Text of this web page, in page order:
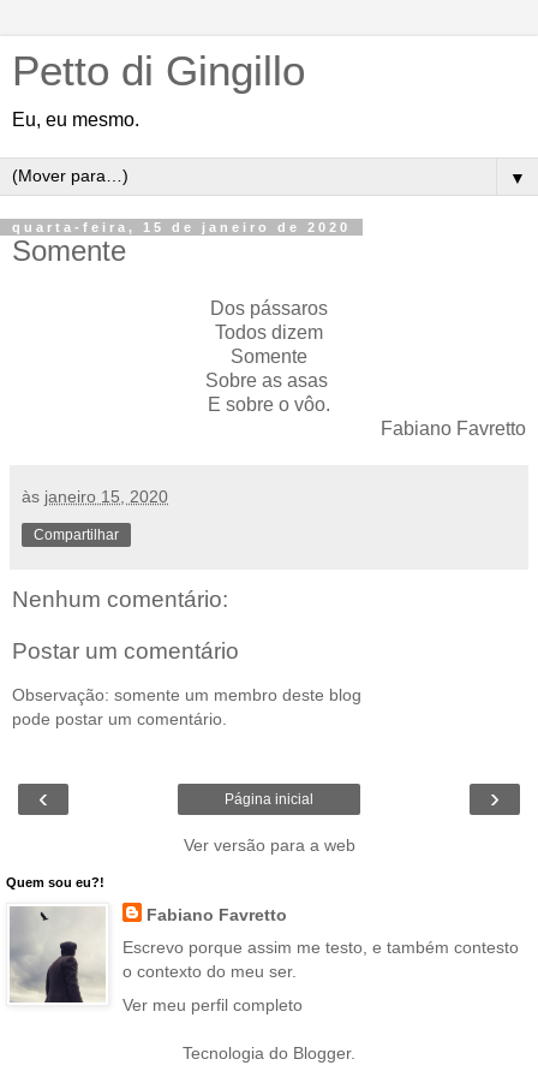
Petto di Gingillo
Eu, eu mesmo.
▼
quarta-feira, 15 de janeiro de 2020
Somente
Dos pássaros
Todos dizem
Somente
Sobre as asas
E sobre o vôo.
Fabiano Favretto
às janeiro 15, 2020
Compartilhar
Nenhum comentário:
Postar um comentário
Observação: somente um membro deste blog
pode postar um comentário.
‹ ›
Página inicial
Ver versão para a web
Quem sou eu?!
Fabiano Favretto
Escrevo porque assim me testo, e também contesto
o contexto do meu ser.
Ver meu perfil completo
Tecnologia do Blogger.